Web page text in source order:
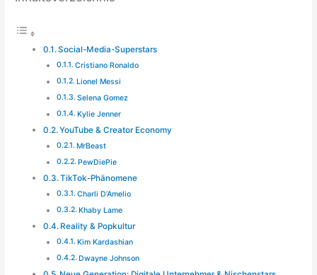
Social-Media-Superstars
Cristiano Ronaldo
Lionel Messi
Selena Gomez
Kylie Jenner
YouTube & Creator Economy
MrBeast
PewDiePie
TikTok-Phänomene
Charli D’Amelio
Khaby Lame
Reality & Popkultur
Kim Kardashian
Dwayne Johnson